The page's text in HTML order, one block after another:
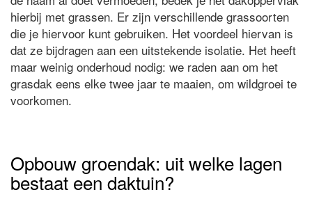
hierbij met grassen. Er zijn verschillende grassoorten
die je hiervoor kunt gebruiken. Het voordeel hiervan is
dat ze bijdragen aan een uitstekende isolatie. Het heeft
maar weinig onderhoud nodig: we raden aan om het
grasdak eens elke twee jaar te maaien, om wildgroei te
voorkomen.
Opbouw groendak: uit welke lagen
bestaat een daktuin?